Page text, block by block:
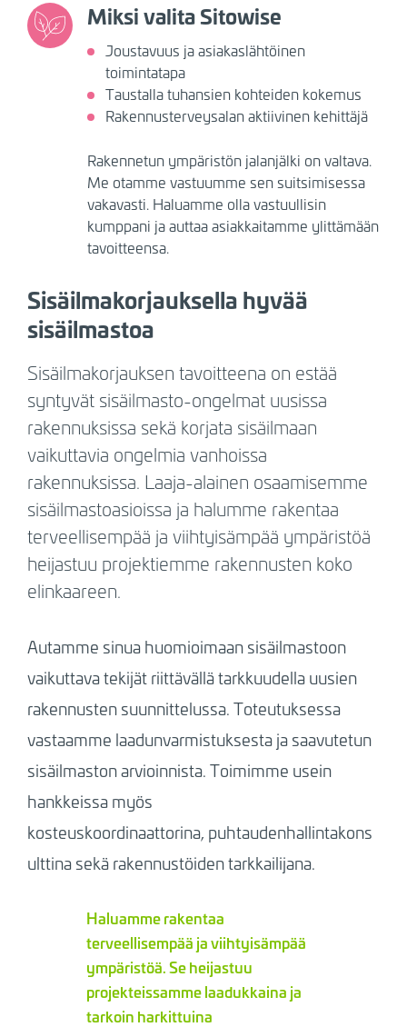
Miksi valita Sitowise
Joustavuus ja asiakaslähtöinen
toimintatapa
Taustalla tuhansien kohteiden kokemus
Rakennusterveysalan aktiivinen kehittäjä
Rakennetun ympäristön jalanjälki on valtava.
Me otamme vastuumme sen suitsimisessa
vakavasti. Haluamme olla vastuullisin
kumppani ja auttaa asiakkaitamme ylittämään
tavoitteensa.
Sisäilmakorjauksella hyvää
sisäilmastoa
Sisäilmakorjauksen tavoitteena on estää
syntyvät sisäilmasto-ongelmat uusissa
rakennuksissa sekä korjata sisäilmaan
vaikuttavia ongelmia vanhoissa
rakennuksissa. Laaja-alainen osaamisemme
sisäilmastoasioissa ja halumme rakentaa
terveellisempää ja viihtyisämpää ympäristöä
heijastuu projektiemme rakennusten koko
elinkaareen.
Autamme sinua huomioimaan sisäilmastoon
vaikuttava tekijät riittävällä tarkkuudella uusien
rakennusten suunnittelussa. Toteutuksessa
vastaamme laadunvarmistuksesta ja saavutetun
sisäilmaston arvioinnista. Toimimme usein
hankkeissa myös
kosteuskoordinaattorina, puhtaudenhallintakons
ulttina sekä rakennustöiden tarkkailijana.
Haluamme rakentaa
terveellisempää ja viihtyisämpää
ympäristöä. Se heijastuu
projekteissamme laadukkaina ja
tarkoin harkittuina